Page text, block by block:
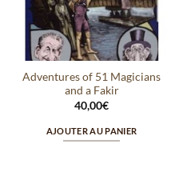
Adventures of 51 Magicians
and a Fakir
40,00€
AJOUTER AU PANIER